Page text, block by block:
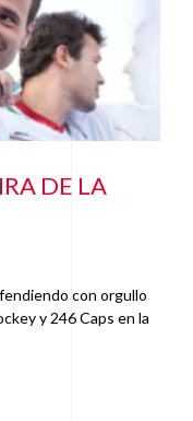
DE LA
con orgullo
y 246 Caps en la